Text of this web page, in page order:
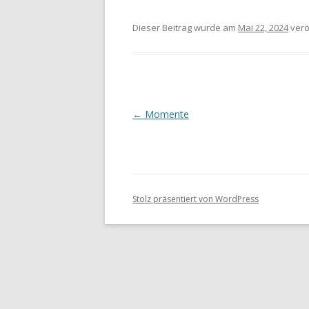
Dieser Beitrag wurde am Mai 22, 2024
Beitragsnavigation
← Momente
Stolz präsentiert von WordPress